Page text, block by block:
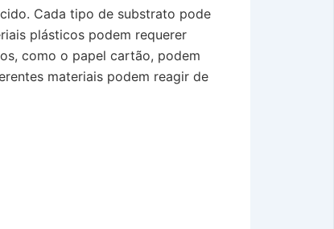
Cada tipo de substrato pode
plásticos podem requerer
como o papel cartão, podem
materiais podem reagir de